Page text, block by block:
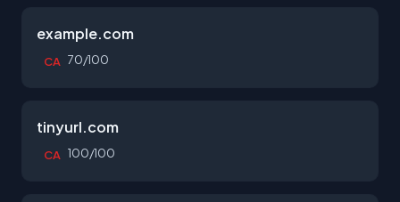
example.com
CA 70/100
tinyurl.com
CA 100/100